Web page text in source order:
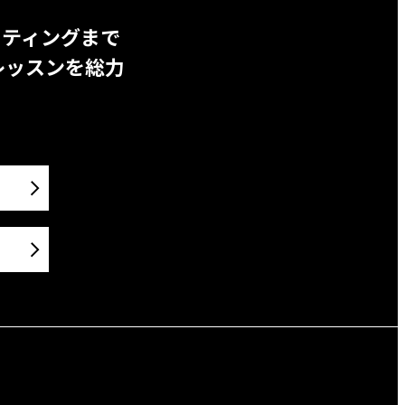
ィングまで
スンを総力